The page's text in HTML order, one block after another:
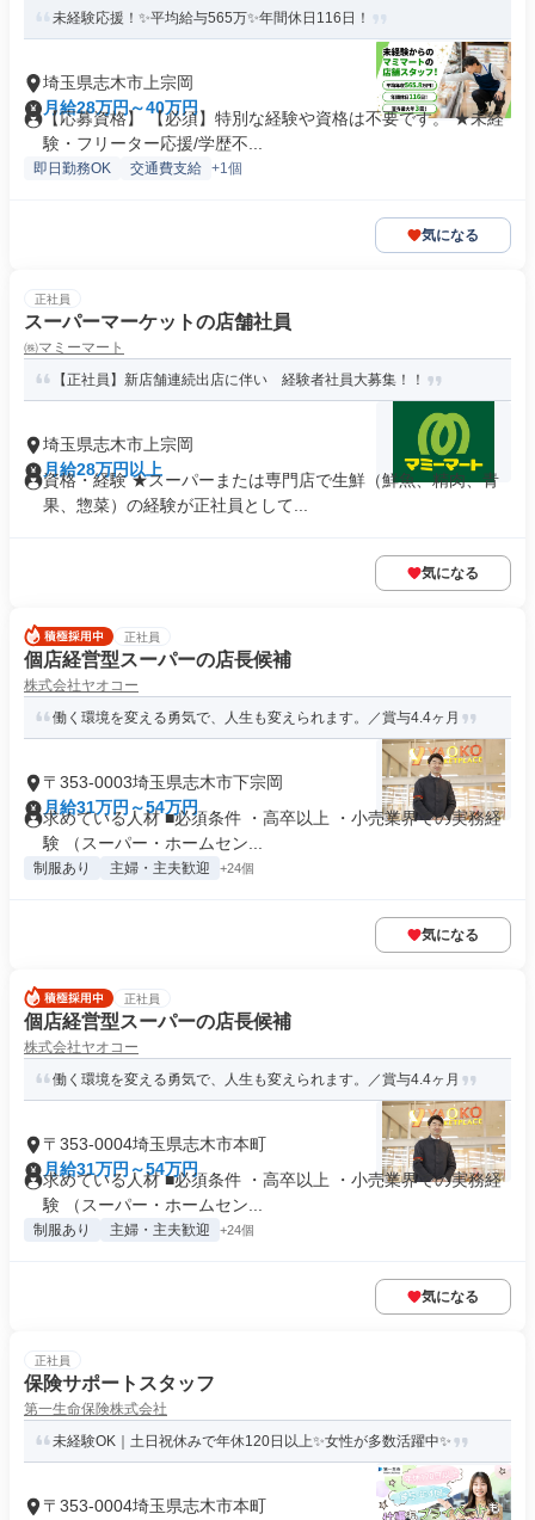
未経験応援！✨平均給与565万✨年間休日116日！
埼玉県志木市上宗岡
月給28万円～40万円
【応募資格】 【必須】特別な経験や資格は不要です。 ★未経
験・フリーター応援/学歴不...
即日勤務OK 交通費支給 +1個
気になる
正社員
スーパーマーケットの店舗社員
㈱マミーマート
【正社員】新店舗連続出店に伴い 経験者社員大募集！！
埼玉県志木市上宗岡
月給28万円以上
資格・経験 ★スーパーまたは専門店で生鮮（鮮魚、精肉、青
果、惣菜）の経験が正社員として...
気になる
正社員
個店経営型スーパーの店長候補
株式会社ヤオコー
働く環境を変える勇気で、人生も変えられます。／賞与4.4ヶ月
〒353-0003埼玉県志木市下宗岡
月給31万円～54万円
求めている人材 ■必須条件 ・高卒以上 ・小売業界での実務経
験 （スーパー・ホームセン...
制服あり 主婦・主夫歓迎 +24個
気になる
正社員
個店経営型スーパーの店長候補
株式会社ヤオコー
働く環境を変える勇気で、人生も変えられます。／賞与4.4ヶ月
〒353-0004埼玉県志木市本町
月給31万円～54万円
求めている人材 ■必須条件 ・高卒以上 ・小売業界での実務経
験 （スーパー・ホームセン...
制服あり 主婦・主夫歓迎 +24個
気になる
正社員
保険サポートスタッフ
第一生命保険株式会社
未経験OK｜土日祝休みで年休120日以上✨女性が多数活躍中✨
〒353-0004埼玉県志木市本町